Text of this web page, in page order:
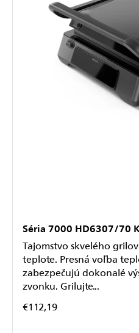
Séria 7000 HD6307/70
€112,19
Tajomstvo skvelého
teplote. Presná voľba
zabezpečujú dokonalé
zvonku. Grilujte...